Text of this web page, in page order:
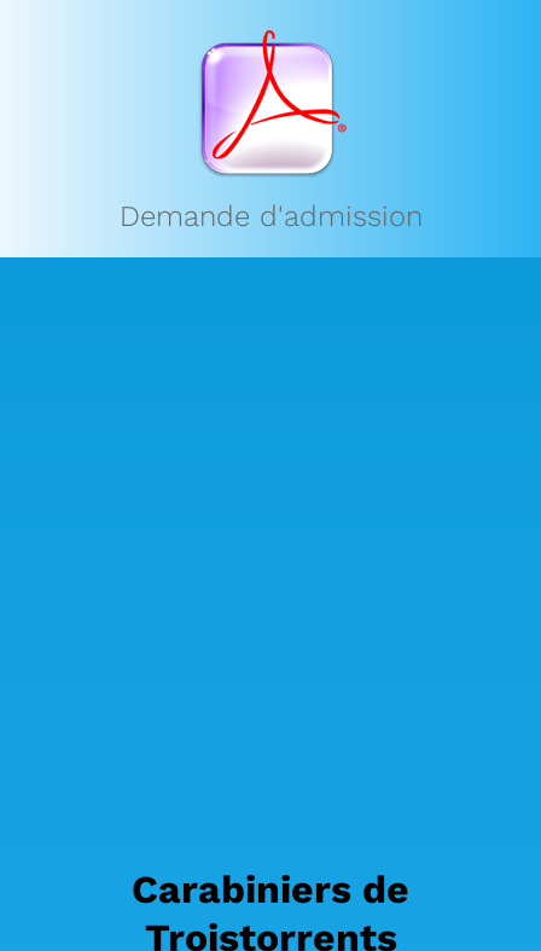
Demande d'admission
Carabiniers de
Troistorrents